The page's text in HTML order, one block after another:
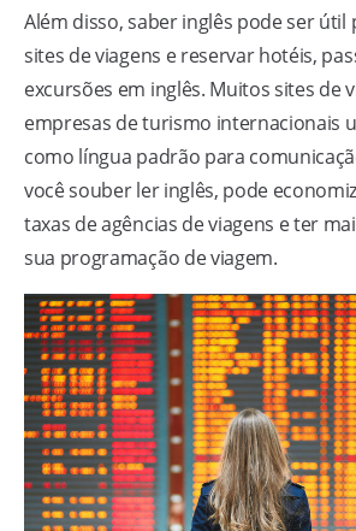
Além disso, saber inglês pode ser útil
sites de viagens e reservar hotéis,
excursões em inglês. Muitos sites de
empresas de turismo internacionais
como língua padrão para
você souber ler inglês, pode
taxas de agências de viagens e ter
sua programação de viagem.